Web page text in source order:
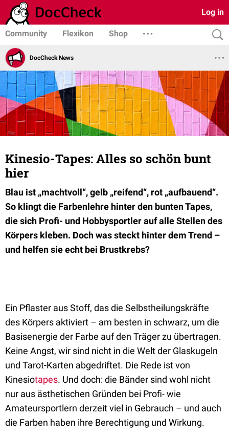
Log in
Community Flexikon Shop
DocCheck News
Kinesio-Tapes: Alles so schön bunt
hier
Blau ist „machtvoll“, gelb „reifend“, rot „aufbauend“.
So klingt die Farbenlehre hinter den bunten Tapes,
die sich Profi- und Hobbysportler auf alle Stellen des
Körpers kleben. Doch was steckt hinter dem Trend –
und helfen sie echt bei Brustkrebs?
Ein Pflaster aus Stoff, das die Selbstheilungskräfte
des Körpers aktiviert – am besten in schwarz, um die
Basisenergie der Farbe auf den Träger zu übertragen.
Keine Angst, wir sind nicht in die Welt der Glaskugeln
und Tarot-Karten abgedriftet. Die Rede ist von
Kinesiotapes. Und doch: die Bänder sind wohl nicht
nur aus ästhetischen Gründen bei Profi- wie
Amateursportlern derzeit viel in Gebrauch – und auch
die Farben haben ihre Berechtigung und Wirkung.